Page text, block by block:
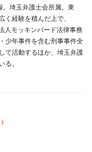
。埼玉弁護士会所属。東
く経験を積んだ上で、
人モッキンバード法律事務
少年事件を含む刑事事件全
て活動するほか、埼玉弁護
る。